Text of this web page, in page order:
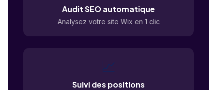
Audit SEO automatique
Analysez votre site Wix en 1 clic
📈
Suivi des positions